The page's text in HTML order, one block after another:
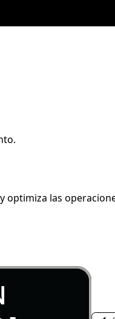
optimiza las